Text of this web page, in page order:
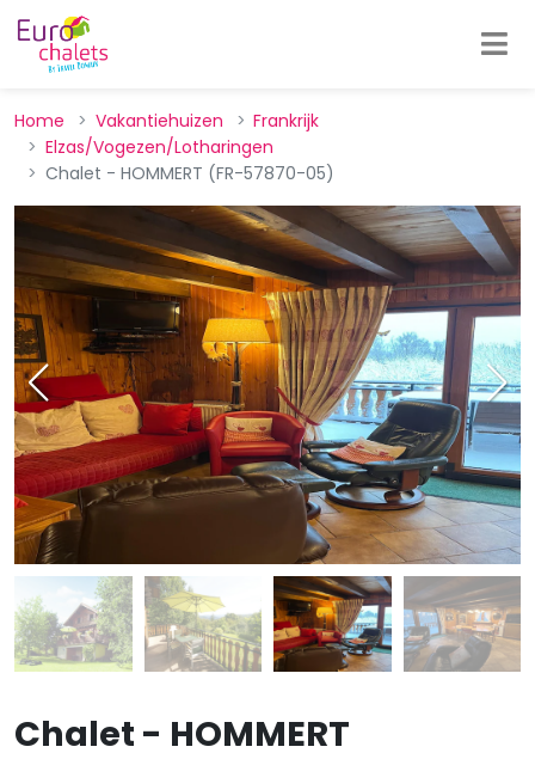
Home Vakantiehuizen
Frankrijk
Elzas/Vogezen/Lotharingen
Chalet - HOMMERT (FR-57870-05)
Chalet - HOMMERT